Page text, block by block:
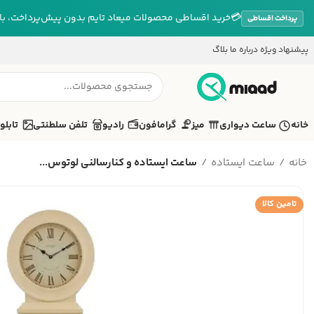
پرداخت اقساطی 💳خرید اقساطی محصولات میعاد تایم بدون پیش‌پرداخت،
پیشنهاد ویژه درباره ما بلاگ
خانه ساعت دیواری میز گرامافون رادیو تلفن سلطنتی تابلو
خانه ساعت ایستاده ساعت ایستاده و کنارسالنی لوتوس...
تامین کالا